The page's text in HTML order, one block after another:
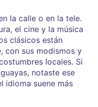
la calle o en la tele.
el cine y la música
clásicos están
con sus modismos y
locales. Si
notaste ese
idioma suene más